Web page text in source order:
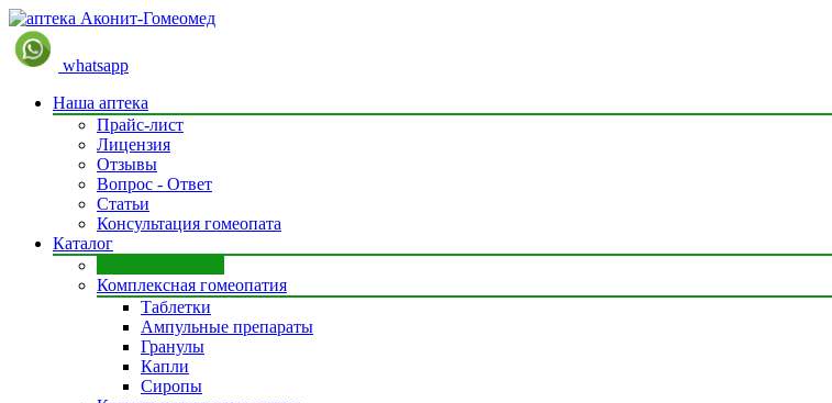
whatsapp
Наша аптека
Прайс-лист
Лицензия
Отзывы
Вопрос - Ответ
Статьи
Консультация гомеопата
Каталог
Комплексная гомеопатия
Таблетки
Ампульные препараты
Гранулы
Капли
Сиропы